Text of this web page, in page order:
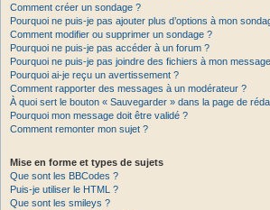
Comment créer un sondage ?
Pourquoi ne puis-je pas ajouter plus d’options à mon
Comment modifier ou supprimer un sondage ?
Pourquoi ne puis-je pas accéder à un forum ?
Pourquoi ne puis-je pas joindre des fichiers à mon
Pourquoi ai-je reçu un avertissement ?
Comment rapporter des messages à un modérateur ?
À quoi sert le bouton « Sauvegarder » dans la page de
Pourquoi mon message doit être validé ?
Comment remonter mon sujet ?
Mise en forme et types de sujets
Que sont les BBCodes ?
Puis-je utiliser le HTML ?
Que sont les smileys ?